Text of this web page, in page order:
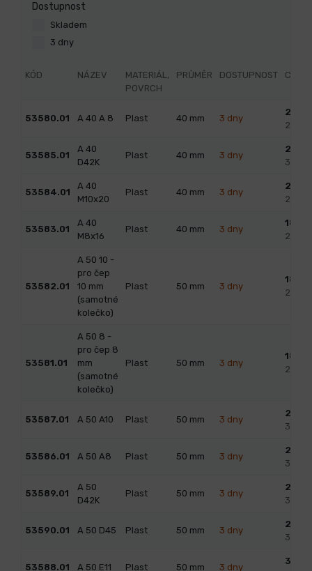
Dostupnost
Skladem
3 dny
KÓD NÁZEV
MATERIÁL,
POVRCH
PRŮMĚR DOSTUPNOST CENA
53580.01 A 40 A 8 Plast 40 mm 3 dny
28,80
53585.01
A 40
D42K
Plast 40 mm 3 dny
30,49
53584.01
A 40
M10x20
Plast 40 mm 3 dny
21,00
25,41
53583.01
A 40
M8x16
Plast 40 mm 3 dny
18,20
22,02
53582.01
A 50 10 -
pro čep
10 mm
(samotné
kolečko)
Plast 50 mm 3 dny
18,20
22,02
53581.01
A 50 8 -
pro čep 8
mm
(samotné
kolečko)
Plast 50 mm 3 dny
18,20
22,02
53587.01 A 50 A10 Plast 50 mm 3 dny
32,19
53586.01 A 50 A8 Plast 50 mm 3 dny
35,57
53589.01
A 50
D42K
Plast 50 mm 3 dny
33,88
53590.01 A 50 D45 Plast 50 mm 3 dny
33,88
53588.01 A 50 E11 Plast 50 mm 3 dny